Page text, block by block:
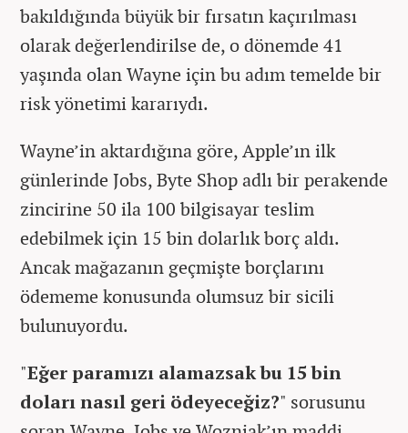
bakıldığında büyük bir fırsatın kaçırılması
olarak değerlendirilse de, o dönemde 41
yaşında olan Wayne için bu adım temelde bir
risk yönetimi kararıydı.
Wayne’in aktardığına göre, Apple’ın ilk
günlerinde Jobs, Byte Shop adlı bir perakende
zincirine 50 ila 100 bilgisayar teslim
edebilmek için 15 bin dolarlık borç aldı.
Ancak mağazanın geçmişte borçlarını
ödememe konusunda olumsuz bir sicili
bulunuyordu.
"Eğer paramızı alamazsak bu 15 bin
doları nasıl geri ödeyeceğiz?" sorusunu